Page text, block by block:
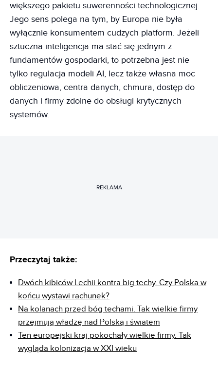
większego pakietu suwerenności technologicznej.
Jego sens polega na tym, by Europa nie była
wyłącznie konsumentem cudzych platform. Jeżeli
sztuczna inteligencja ma stać się jednym z
fundamentów gospodarki, to potrzebna jest nie
tylko regulacja modeli AI, lecz także własna moc
obliczeniowa, centra danych, chmura, dostęp do
danych i firmy zdolne do obsługi krytycznych
systemów.
REKLAMA
Przeczytaj także:
Dwóch kibiców Lechii kontra big techy. Czy Polska w
końcu wystawi rachunek?
Na kolanach przed bóg techami. Tak wielkie firmy
przejmują władzę nad Polską i światem
Ten europejski kraj pokochały wielkie firmy. Tak
wygląda kolonizacja w XXI wieku